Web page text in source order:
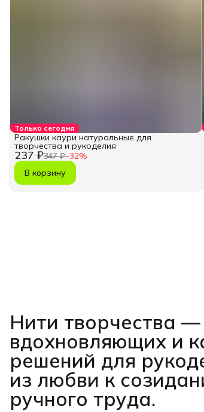
Только сегодня
237 ₽347 ₽−32%
Ракушки каури натуральные для
творчества и рукоделия
В корзину
Нити творчества —
вдохновляющих и
решений для
из любви к
ручного труда.